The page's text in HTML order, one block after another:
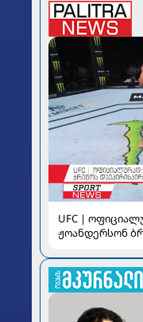
UFC |
ჟოანდერსონ